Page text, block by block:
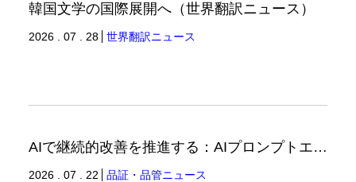
韓国文学の国際展開へ（世界翻訳ニュース）
2026 . 07 . 28 世界翻訳ニュース
AIで継続的改善を推進する：AIプロンプトエンジニアリングへの品質思考の適用-2（品証品管ニュース）
2026 . 07 . 22 品証・品管ニュース